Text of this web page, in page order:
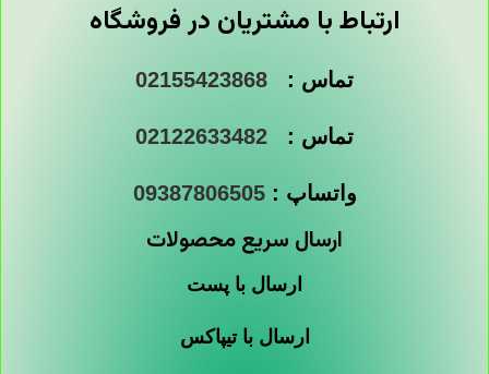
ارتباط با مشتریان در فروشگاه
تماس : 02155423868
تماس : 02122633482
واتساپ :09387806505
ارسال سریع محصولات
ارسال با پست
ارسال با تیپاکس